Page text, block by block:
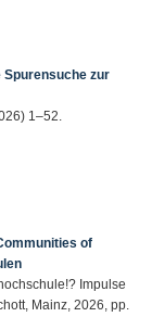
Spurensuche zur
1–52.
of
Impulse
Mainz, 2026, pp.